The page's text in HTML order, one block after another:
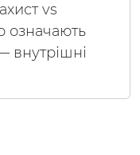
vs
означають
внутрішні